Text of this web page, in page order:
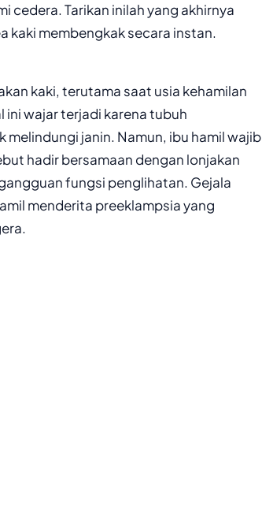
cedera. Tarikan inilah yang akhirnya
kaki membengkak secara instan.
kaki, terutama saat usia kehamilan
ini wajar terjadi karena tubuh
janin. Namun, ibu hamil wajib
hadir bersamaan dengan lonjakan
fungsi penglihatan. Gejala
menderita preeklampsia yang